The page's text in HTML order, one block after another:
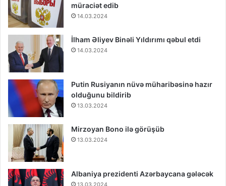
müraciət edib
14.03.2024
İlham Əliyev Binəli Yıldırımı qəbul etdi
14.03.2024
Putin Rusiyanın nüvə müharibəsinə hazır
olduğunu bildirib
13.03.2024
Mirzoyan Bono ilə görüşüb
13.03.2024
Albaniya prezidenti Azərbaycana gələcək